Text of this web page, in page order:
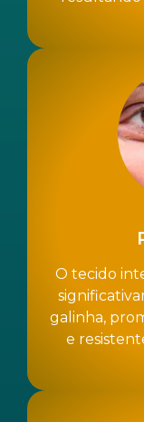
O tecido
galinha,
e